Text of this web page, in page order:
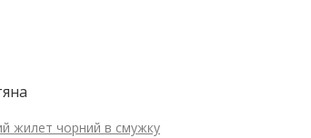
жилет чорний в смужку